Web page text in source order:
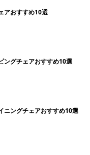
アおすすめ10選
ングチェアおすすめ10選
ニングチェアおすすめ10選